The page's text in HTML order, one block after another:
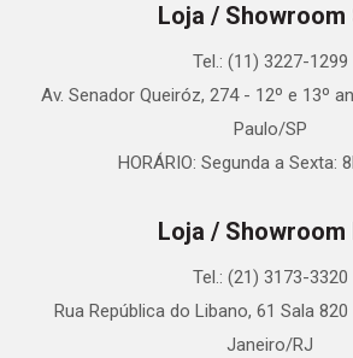
Loja / Showroom
Tel.: (11) 3227-1299
Av. Senador Queiróz, 274 - 12º e 13º
Paulo/SP
HORÁRIO: Segunda a Sexta:
Loja / Showroom
Tel.: (21) 3173-3320
Rua República do Libano, 61 Sala
Janeiro/RJ